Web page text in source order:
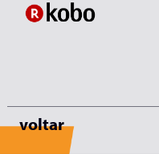
voltar